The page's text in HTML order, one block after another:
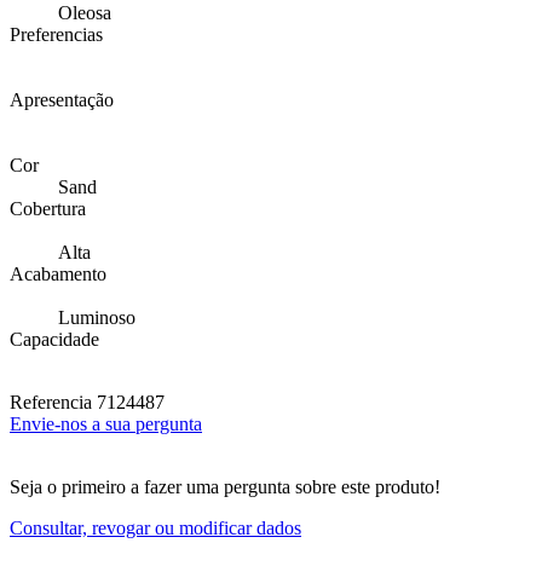
Oleosa
Preferencias
Apresentação
Cor
Sand
Cobertura
Alta
Acabamento
Luminoso
Capacidade
Referencia 7124487
Envie-nos a sua pergunta
Seja o primeiro a fazer uma pergunta sobre este produto!
Consultar, revogar ou modificar dados